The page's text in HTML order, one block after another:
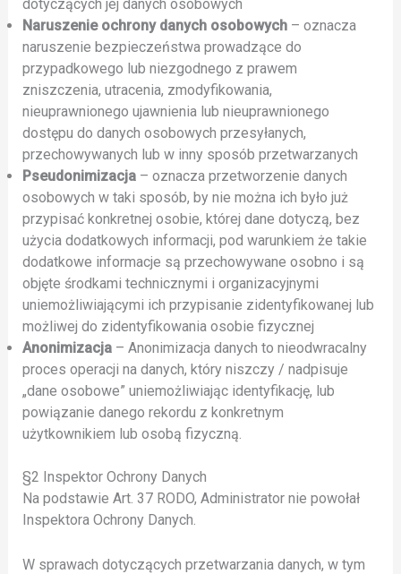
dotyczących jej danych osobowych
Naruszenie ochrony danych osobowych– oznacza
naruszenie bezpieczeństwa prowadzące do
przypadkowego lub niezgodnego z prawem
zniszczenia, utracenia, zmodyfikowania,
nieuprawnionego ujawnienia lub nieuprawnionego
dostępu do danych osobowych przesyłanych,
przechowywanych lub w inny sposób przetwarzanych
Pseudonimizacja– oznacza przetworzenie danych
osobowych w taki sposób, by nie można ich było już
przypisać konkretnej osobie, której dane dotyczą, bez
użycia dodatkowych informacji, pod warunkiem że takie
dodatkowe informacje są przechowywane osobno i są
objęte środkami technicznymi i organizacyjnymi
uniemożliwiającymi ich przypisanie zidentyfikowanej lub
możliwej do zidentyfikowania osobie fizycznej
Anonimizacja– Anonimizacja danych to nieodwracalny
proces operacji na danych, który niszczy / nadpisuje
„dane osobowe” uniemożliwiając identyfikację, lub
powiązanie danego rekordu z konkretnym
użytkownikiem lub osobą fizyczną.
§2 Inspektor Ochrony Danych
Na podstawie Art. 37 RODO, Administrator nie powołał
Inspektora Ochrony Danych.
W sprawach dotyczących przetwarzania danych, w tym